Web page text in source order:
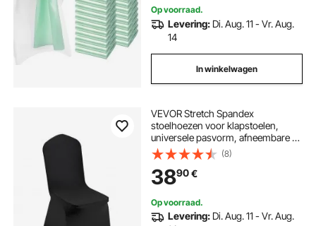
Op voorraad.
Levering: Di. Aug. 11 - Vr. Aug.
14
In winkelwagen
VEVOR Stretch Spandex
stoelhoezen voor klapstoelen,
universele pasvorm, afneembare en
wasbare hoezen, voor bruiloften,
feestdagen, banketten, feesten,
vieringen en diners (30 stuks,
zwart)
(8)
3890€
Op voorraad.
Levering: Di. Aug. 11 - Vr. Aug.